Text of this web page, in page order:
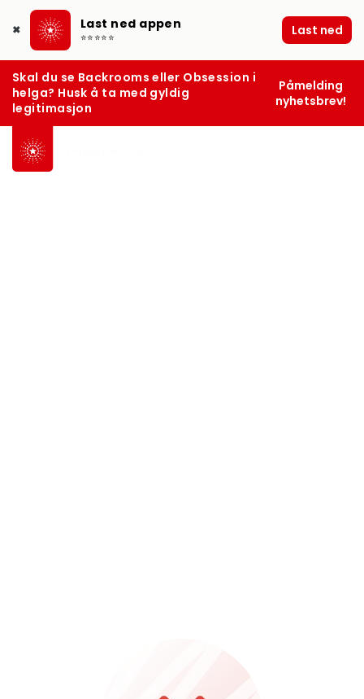
✖ Last ned appen
⭐⭐⭐⭐⭐ Last ned
Skal du se Backrooms eller Obsession i
helga? Husk å ta med gyldig
legitimasjon
Påmelding
nyhetsbrev!